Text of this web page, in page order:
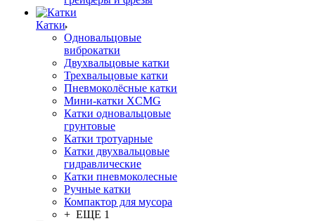
Катки
Одновальцовые
виброкатки
Двухвальцовые катки
Трехвальцовые катки
Пневмоколёсные катки
Мини-катки XCMG
Катки одновальцовые
грунтовые
Катки тротуарные
Катки двухвальцовые
гидравлические
Катки пневмоколесные
Ручные катки
Компактор для мусора
+ ЕЩЕ 1